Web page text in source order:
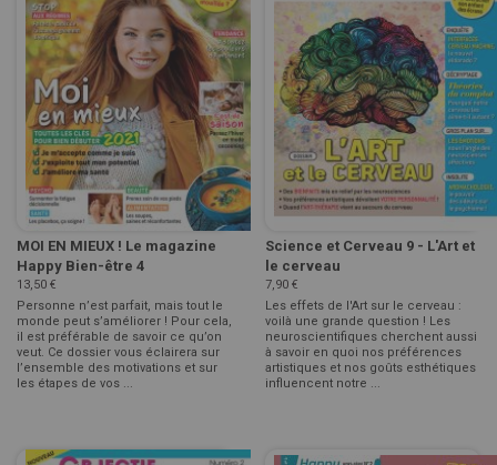
MOI EN MIEUX ! Le magazine
Happy Bien-être 4
13,50 €
Personne n’est parfait, mais tout le
monde peut s’améliorer ! Pour cela,
il est préférable de savoir ce qu’on
veut. Ce dossier vous éclairera sur
l’ensemble des motivations et sur
les étapes de vos ...
Science et Cerveau 9 - L'Art et
le cerveau
7,90 €
Les effets de l'Art sur le cerveau :
voilà une grande question ! Les
neuroscientifiques cherchent aussi
à savoir en quoi nos préférences
artistiques et nos goûts esthétiques
influencent notre ...